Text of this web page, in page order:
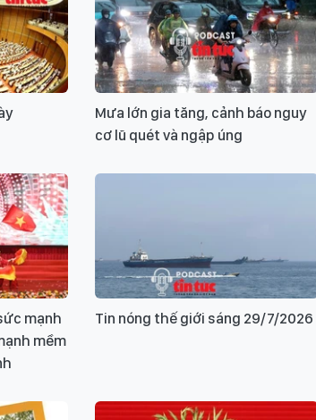
Mưa lớn gia tăng, cảnh báo nguy
cơ lũ quét và ngập úng
mạnh
mềm
Tin nóng thế giới sáng 29/7/2026